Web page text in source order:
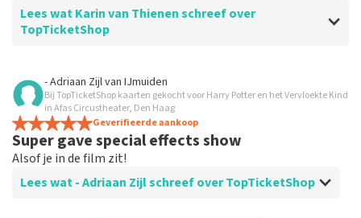
Lees wat Karin van Thienen schreef over
TopTicketShop
Beoordeling van Karin van Thienen over
het verliep zeer soepel
de tickets waren makkelijk te boeken
- Adriaan Zijlvan IJmuiden
Bij TopTicketShop kaarten gekocht voor Harry Potter en het Vervloekte Kind
in Afas Circustheater, Den Haag
Geverifieerde aankoop
Super gave special effects show
Alsof je in de film zit!
Lees wat - Adriaan Zijl schreef over TopTicketShop